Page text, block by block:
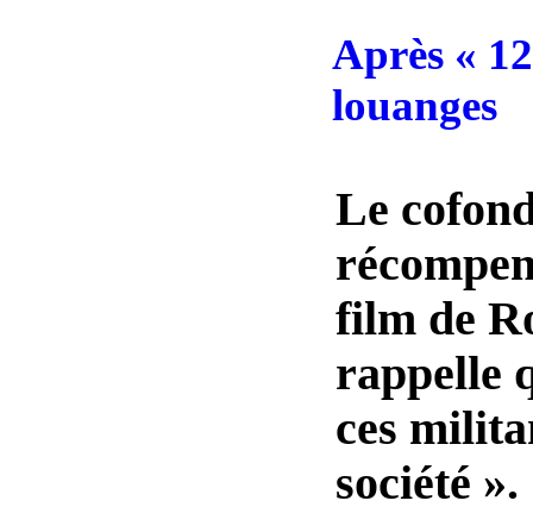
Après «
louanges
Le
film de
rappelle
ces
société ».